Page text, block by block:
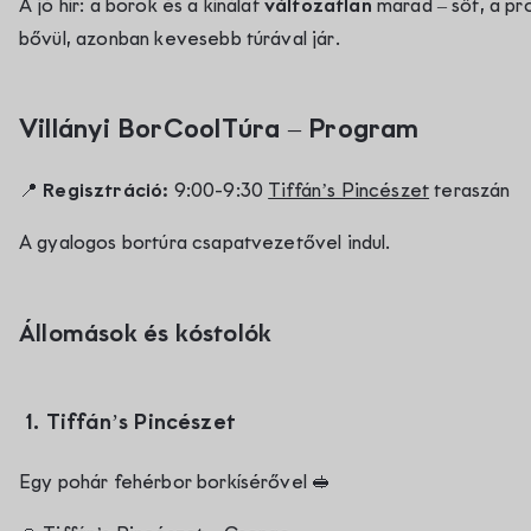
A jó hír: a borok és a kínálat változatlan marad – sőt, a
bővül, azonban kevesebb túrával jár.
Villányi BorCoolTúra – Program
📍 Regisztráció: 9:00-9:30 Tiffán’s Pincészet teraszán
A gyalogos bortúra csapatvezetővel indul.
Állomások és kóstolók
1. Tiffán’s Pincészet
Egy pohár fehérbor borkísérővel 🥪